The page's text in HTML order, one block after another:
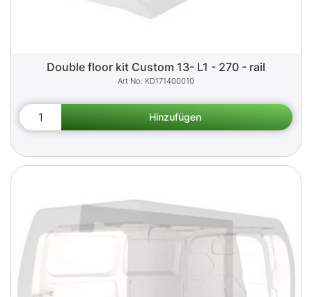
Double floor kit Custom 13- L1 - 270 - rail
KD171400010